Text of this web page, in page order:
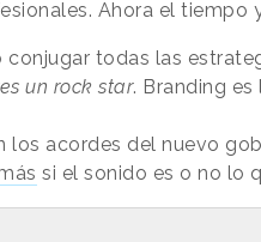
Ahora el tiempo
conjugar todas las
un rock star. Branding
los acordes del nuevo
si el sonido es o no lo